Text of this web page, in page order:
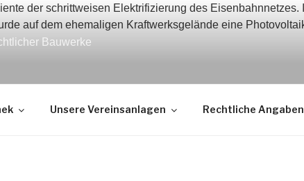
Bauwerke
Unsere Vereinsanlagen Rechtliche Angaben